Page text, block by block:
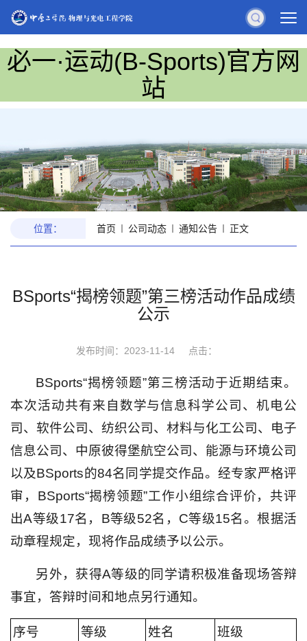
必一·运动(B-Sports)官方网
站
位置： 首页 公司动态 通知公告 正文
BSports“揭榜领题”第三榜活动作品成绩
公示
发布时间：2023-11-14 点击：
BSports“揭榜领题”第三榜活动于近期结束。
本次活动共有来自数学与信息科学公司、机电公
司、软件公司、纺织公司、材料与化工公司、电子
信息公司、中原彼得堡航空公司、能源与环境公司
以及BSports的84名同学提交作品。经专家严格评
审，BSports“揭榜领题”工作小组综合评价，共评
出A等级17名，B等级52名，C等级15名。根据活
动章程规定，现将作品成绩予以公示。
另外，获得A等级的同学请积极准备现场答辩
事宜，答辩时间和地点另行通知。
序号 等级 姓名
班级